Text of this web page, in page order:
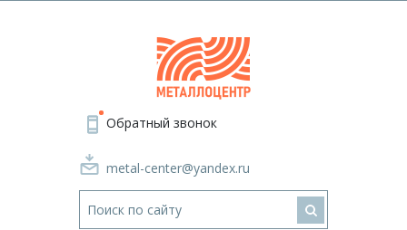
Обратный звонок
metal-center@yandex.ru